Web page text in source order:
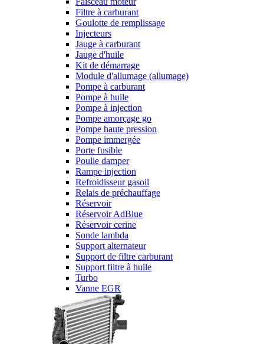
Filtre à carburant
Goulotte de remplissage
Injecteurs
Jauge à carburant
Jauge d'huile
Kit de démarrage
Module d'allumage (allumage)
Pompe à carburant
Pompe à huile
Pompe à injection
Pompe amorçage go
Pompe haute pression
Pompe immergée
Porte fusible
Poulie damper
Rampe injection
Refroidisseur gasoil
Relais de préchauffage
Réservoir
Réservoir AdBlue
Réservoir cerine
Sonde lambda
Support alternateur
Support de filtre carburant
Support filtre à huile
Turbo
Vanne EGR